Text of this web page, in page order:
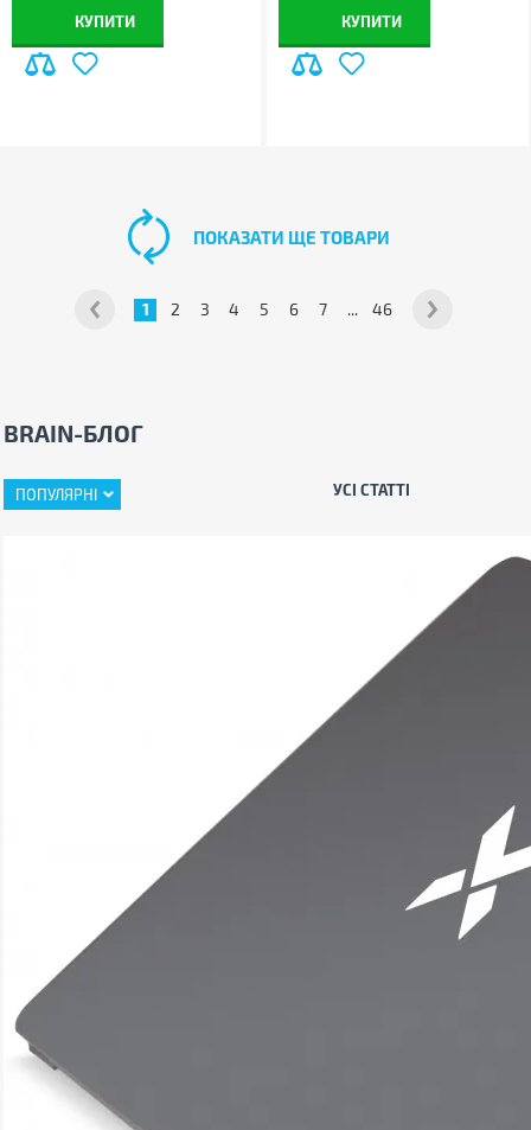
КУПИТИ КУПИТИ
1 2 3 4 5 6 7 ... 46
ПОКАЗАТИ ЩЕ ТОВАРИ
BRAIN-БЛОГ
ПОПУЛЯРНІ УСІ СТАТТІ